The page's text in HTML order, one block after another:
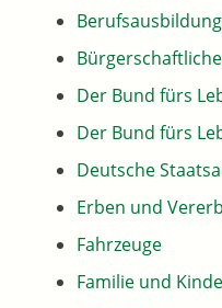
Berufsausbildung
Der Bund fürs
Der Bund fürs
Deutsche
Erben und
Fahrzeuge
Familie und